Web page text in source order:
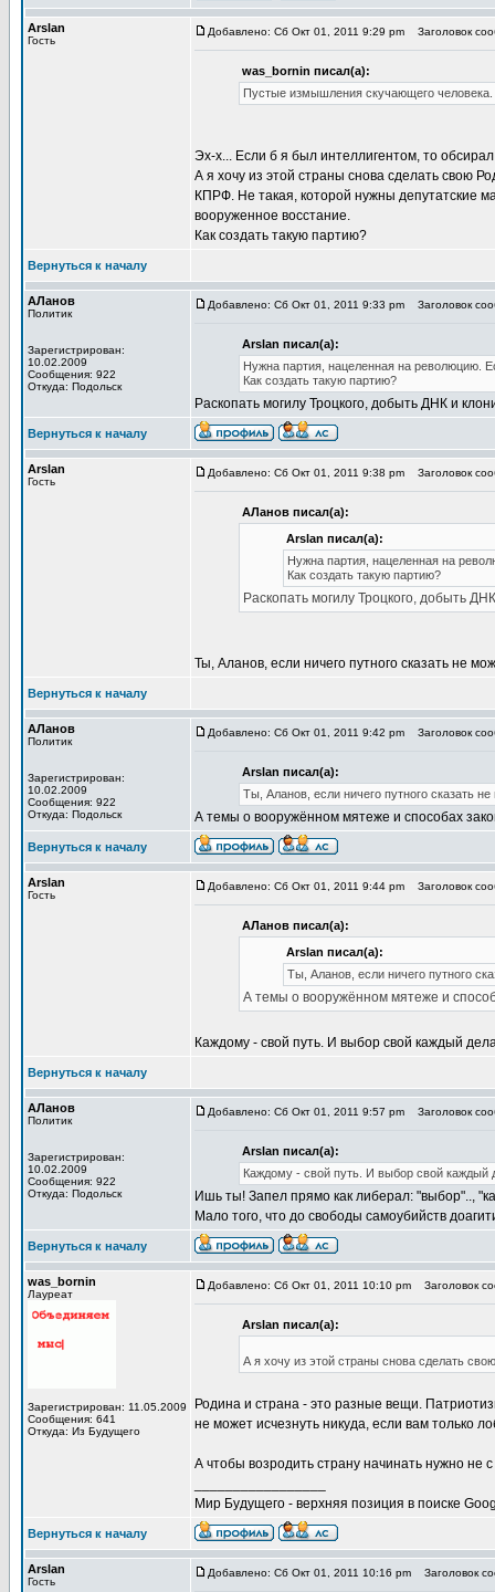
Arslan
Гость
Добавлено: Сб Окт 01, 2011 9:29 pm Заголовок
was_bornin писал(а):
Пустые измышления скучающего человека.
Эх-х... Если б я был интеллигентом, то
А я хочу из этой страны снова сделать свою
КПРФ. Не такая, которой нужны депутатские
вооруженное восстание.
Как создать такую партию?
Вернуться к началу
АЛанов
Политик
Зарегистрирован:
10.02.2009
Сообщения: 922
Откуда: Подольск
Добавлено: Сб Окт 01, 2011 9:33 pm Заголовок
Arslan писал(а):
Нужна партия, нацеленная на революцию.
Как создать такую партию?
Раскопать могилу Троцкого, добыть ДНК и
Вернуться к началу
Arslan
Гость
Добавлено: Сб Окт 01, 2011 9:38 pm Заголовок
АЛанов писал(а):
Arslan писал(а):
Нужна партия, нацеленная на
Как создать такую партию?
Раскопать могилу Троцкого, добыть
Ты, Аланов, если ничего путного сказать не
Вернуться к началу
АЛанов
Политик
Зарегистрирован:
10.02.2009
Сообщения: 922
Откуда: Подольск
Добавлено: Сб Окт 01, 2011 9:42 pm Заголовок
Arslan писал(а):
Ты, Аланов, если ничего путного сказать
А темы о вооружённом мятеже и способах
Вернуться к началу
Arslan
Гость
Добавлено: Сб Окт 01, 2011 9:44 pm Заголовок
АЛанов писал(а):
Arslan писал(а):
Ты, Аланов, если ничего путного
А темы о вооружённом мятеже и
Каждому - свой путь. И выбор свой каждый
Вернуться к началу
АЛанов
Политик
Зарегистрирован:
10.02.2009
Сообщения: 922
Откуда: Подольск
Добавлено: Сб Окт 01, 2011 9:57 pm Заголовок
Arslan писал(а):
Каждому - свой путь. И выбор свой каждый
Ишь ты! Запел прямо как либерал: "выбор"..,
Мало того, что до свободы самоубийств
Вернуться к началу
was_bornin
Лауреат
Зарегистрирован: 11.05.2009
Сообщения: 641
Откуда: Из Будущего
Добавлено: Сб Окт 01, 2011 10:10 pm Заголовок
Arslan писал(а):
А я хочу из этой страны снова сделать
Родина и страна - это разные вещи.
не может исчезнуть никуда, если вам только
А чтобы возродить страну начинать нужно не
Мир Будущего - верхняя позиция в поиске
Вернуться к началу
Arslan
Гость
Добавлено: Сб Окт 01, 2011 10:16 pm Заголовок